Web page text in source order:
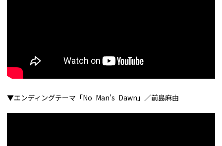
▼エンディングテーマ「No Man's Dawn」／前島麻由